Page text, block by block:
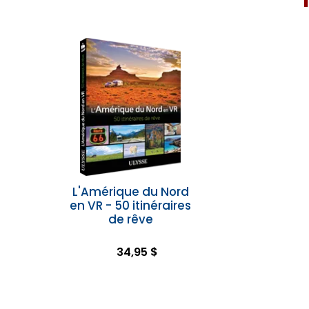
L'Amérique du Nord
en VR - 50 itinéraires
de rêve
34,95 $